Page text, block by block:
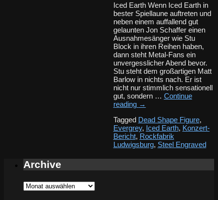
Iced Earth Wenn Iced Earth in
bester Spiellaune auftreten und
neben einem auffallend gut
gelaunten Jon Schaffer einen
Ausnahmesänger wie Stu
Block in ihren Reihen haben,
dann steht Metal-Fans ein
unvergesslicher Abend bevor.
Stu steht dem großartigen Matt
Barlow in nichts nach. Er ist
nicht nur stimmlich sensationell
gut, sondern … Continue
reading →
Tagged Dead Shape Figure,
Evergrey, Iced Earth, Konzert-
Bericht, Rockfabrik
Ludwigsburg, Steel Engraved
Archive
Archive